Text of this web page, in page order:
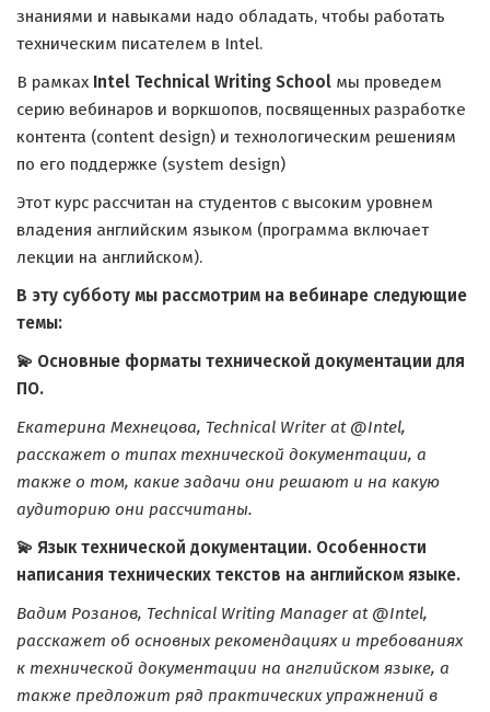
знаниями и навыками надо обладать, чтобы работать
техническим писателем в Intel.
В рамках Intel Technical Writing School мы проведем
серию вебинаров и воркшопов, посвященных разработке
контента (content design) и технологическим решениям
по его поддержке (system design)
Этот курс рассчитан на студентов с высоким уровнем
владения английским языком (программа включает
лекции на английском).
В эту субботу мы рассмотрим на вебинаре следующие
темы:
💫 Основные форматы технической документации для
ПO.
Екатерина Мехнецова, Technical Writer at @Intel,
расскажет о типах технической документации, а
также о том, какие задачи они решают и на какую
аудиторию они рассчитаны.
💫 Язык технической документации. Особенности
написания технических текстов на английском языке.
Вадим Розанов, Technical Writing Manager at @Intel,
расскажет об основных рекомендациях и требованиях
к технической документации на английском языке, а
также предложит ряд практических упражнений в